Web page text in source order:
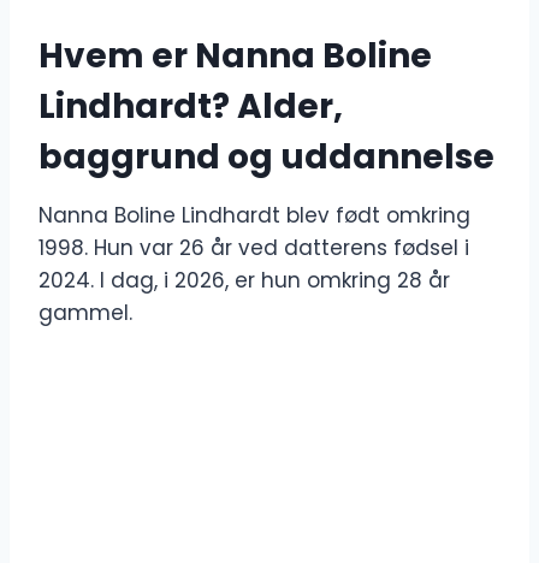
Hvem er Nanna Boline
Lindhardt? Alder,
baggrund og uddannelse
Nanna Boline Lindhardt blev født omkring
1998. Hun var 26 år ved datterens fødsel i
2024. I dag, i 2026, er hun omkring 28 år
gammel.